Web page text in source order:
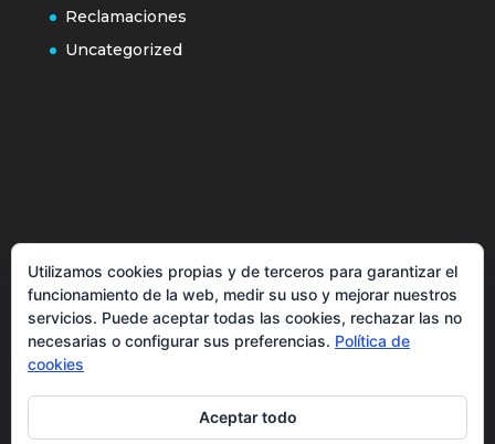
Reclamaciones
Uncategorized
Más información sobre las cookies
Inicio
Política de privacidad
Utilizamos cookies propias y de terceros para garantizar el
funcionamiento de la web, medir su uso y mejorar nuestros
servicios. Puede aceptar todas las cookies, rechazar las no
necesarias o configurar sus preferencias. Política de
cookies
Aceptar todo